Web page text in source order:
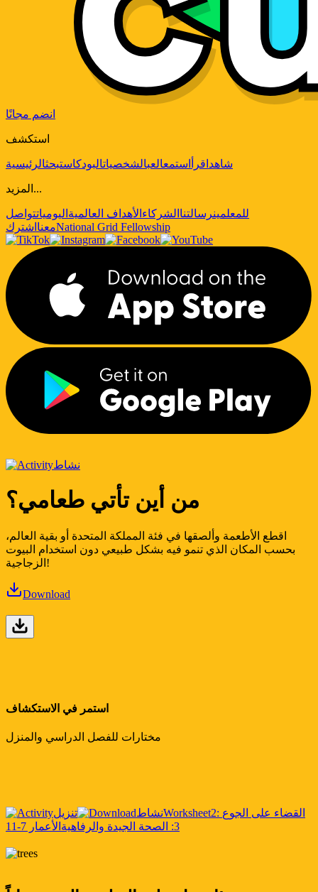
انضم مجانًا
استكشف
شاهد اقرأ استمعالعبالشخصياتالبودكاستبحثالرئيسية
المزيد...
للمعلمينرسالتنا الشركاء الأهداف العالمية اليومياتتواصل
معنا اشترك National Grid Fellowship
نشاط
من أين تأتي طعامي؟
اقطع الأطعمة وألصقها في فئة المملكة المتحدة أو بقية العالم،
بحسب المكان الذي تنمو فيه بشكل طبيعي دون استخدام البيوت
الزجاجية!
Download
استمر في الاستكشاف
مختارات للفصل الدراسي والمنزل
نشاط تنزيل Worksheet
2: القضاء على الجوع
3: الصحة الجيدة والرفاهية
الأعمار 7-11